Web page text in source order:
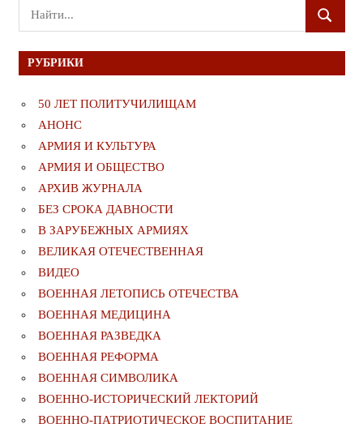
Поиск
для:
ПОИСК
РУБРИКИ
50 ЛЕТ ПОЛИТУЧИЛИЩАМ
АНОНС
АРМИЯ И КУЛЬТУРА
АРМИЯ И ОБЩЕСТВО
АРХИВ ЖУРНАЛА
БЕЗ СРОКА ДАВНОСТИ
В ЗАРУБЕЖНЫХ АРМИЯХ
ВЕЛИКАЯ ОТЕЧЕСТВЕННАЯ
ВИДЕО
ВОЕННАЯ ЛЕТОПИСЬ ОТЕЧЕСТВА
ВОЕННАЯ МЕДИЦИНА
ВОЕННАЯ РАЗВЕДКА
ВОЕННАЯ РЕФОРМА
ВОЕННАЯ СИМВОЛИКА
ВОЕННО-ИСТОРИЧЕСКИЙ ЛЕКТОРИЙ
ВОЕННО-ПАТРИОТИЧЕСКОЕ ВОСПИТАНИЕ